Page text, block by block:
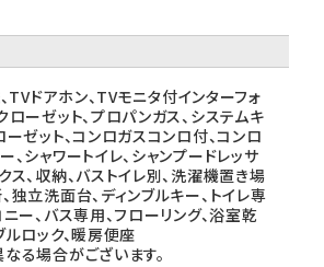
TVドアホン、TVモニタ付インターフォ
ローゼット、プロパンガス、システムキ
ーゼット、コンロガスコンロ付、コンロ
、シャワートイレ、シャンプードレッサ
ス、収納、バストイレ別、洗濯機置き場
独立洗面台、ディンブルキー、トイレ専
ニー、バス専用、フローリング、浴室乾
ルロック、暖房便座
る場合がございます。